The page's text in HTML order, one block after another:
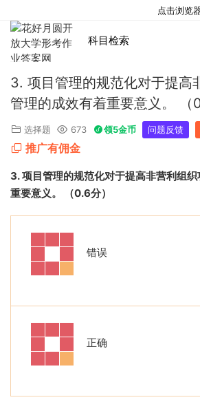
科目检索
3. 项目管理的规范化对于提高
管理的成效有着重要意义。 （
选择题 673 领5金币 问题反馈
推广有佣金
3.项目管理的规范化对于提高非营利组
重要意义。
（0.6分）
错误
正确
点击浏览